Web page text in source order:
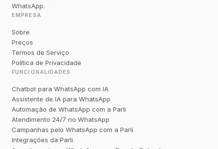
WhatsApp.
EMPRESA
Sobre
Preços
Termos de Serviço
Política de Privacidade
FUNCIONALIDADES
Chatbot para WhatsApp com IA
Assistente de IA para WhatsApp
Automação de WhatsApp com a Parli
Atendimento 24/7 no WhatsApp
Campanhas pelo WhatsApp com a Parli
Integrações da Parli